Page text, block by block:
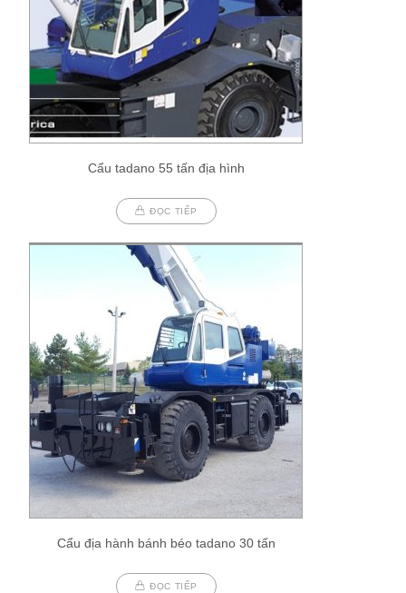
Cẩu tadano 55 tấn địa hình
ĐỌC TIẾP
Cẩu địa hành bánh béo tadano 30 tấn
ĐỌC TIẾP